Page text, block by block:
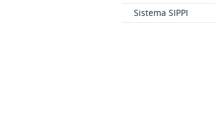
Sistema SIPPI